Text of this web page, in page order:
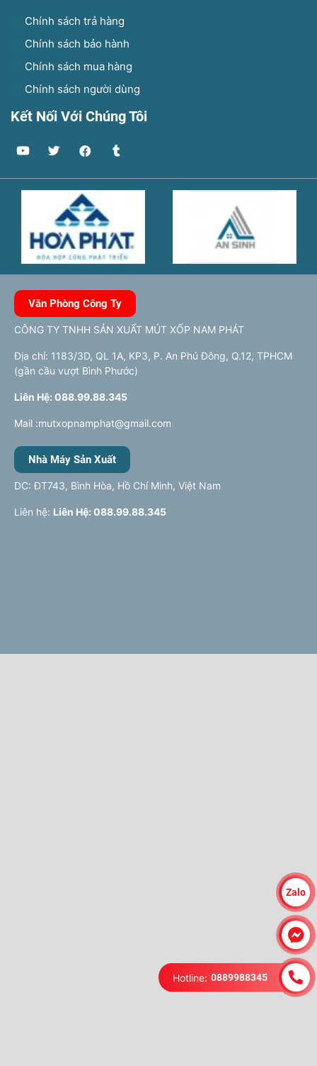
Chính sách trả hàng
Chính sách bảo hành
Chính sách mua hàng
Chính sách người dùng
Kết Nối Với Chúng Tôi
Văn Phòng Công Ty
CÔNG TY TNHH SẢN XUẤT MÚT XỐP NAM PHÁT
Địa chỉ: 1183/3D, QL 1A, KP3, P. An Phú Đông, Q.12, TPHCM
(gần cầu vượt Bình Phước)
Liên Hệ: 088.99.88.345
Mail :mutxopnamphat@gmail.com
Nhà Máy Sản Xuất
DC: ĐT743, Bình Hòa, Hồ Chí Minh, Việt Nam
Liên hệ: Liên Hệ: 088.99.88.345
Zalo
Hotline: 0889988345